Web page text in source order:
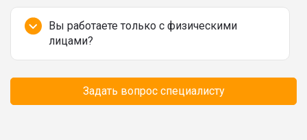
Вы работаете только с физическими
лицами?
Время минимального заказа автовышки?
Задать вопрос специалисту